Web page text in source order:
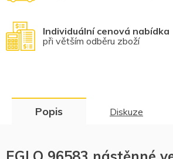
Individuální cenová nabídka
při větším odběru zboží
Popis Diskuze